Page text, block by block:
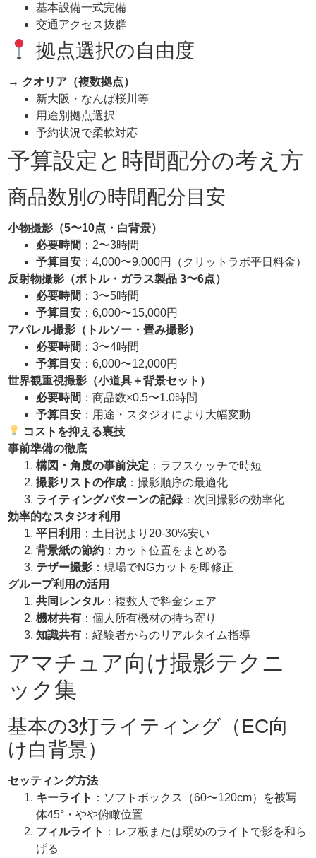
基本設備一式完備
交通アクセス抜群
拠点選択の自由度
→ クオリア（複数拠点）
新大阪・なんば桜川等
用途別拠点選択
予約状況で柔軟対応
予算設定と時間配分の考え方
商品数別の時間配分目安
小物撮影（5〜10点・白背景）
必要時間 ：2〜3時間
予算目安 ：4,000〜9,000円（クリットラボ平日料金）
反射物撮影（ボトル・ガラス製品 3〜6点）
必要時間 ：3〜5時間
予算目安 ：6,000〜15,000円
アパレル撮影（トルソー・畳み撮影）
必要時間 ：3〜4時間
予算目安 ：6,000〜12,000円
世界観重視撮影（小道具＋背景セット）
必要時間 ：商品数×0.5〜1.0時間
予算目安 ：用途・スタジオにより大幅変動
コストを抑える裏技
事前準備の徹底
構図・角度の事前決定 ：ラフスケッチで時短
撮影リストの作成 ：撮影順序の最適化
ライティングパターンの記録 ：次回撮影の効率化
効率的なスタジオ利用
平日利用 ：土日祝より20-30%安い
背景紙の節約 ：カット位置をまとめる
テザー撮影 ：現場でNGカットを即修正
グループ利用の活用
共同レンタル：複数人で料金シェア
機材共有 ：個人所有機材の持ち寄り
知識共有 ：経験者からのリアルタイム指導
アマチュア向け撮影テクニ
ック集
基本の3灯ライティング（EC向
け白背景）
セッティング方法
キーライト ：ソフトボックス（60〜120cm）を被写
体45°・やや俯瞰位置
フィルライト ：レフ板または弱めのライトで影を和ら
げる